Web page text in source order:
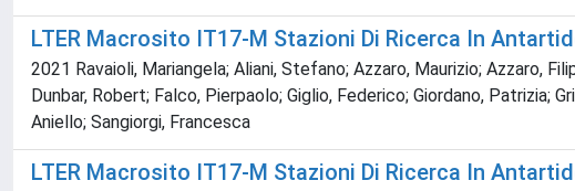
LTER Macrosito IT17-M Stazioni Di Ricerca In
2021 Ravaioli, Mariangela; Aliani, Stefano; Azzaro, Maurizio; Azzaro,
Dunbar, Robert; Falco, Pierpaolo; Giglio, Federico; Giordano, Patrizia;
Aniello; Sangiorgi, Francesca
LTER Macrosito IT17-M Stazioni Di Ricerca In